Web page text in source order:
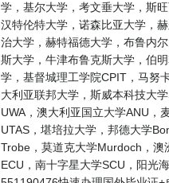
学，基尔大学，考文垂大学，斯
汉特伦特大学，诺森比亚大学，
治大学，赫特福德大学，布鲁内
斯大学，牛津布鲁克斯大学，伯
学，基督城理工学院CPIT，马努
大利亚联邦大学，斯威本科技大
UWA，澳大利亚国立大学ANU，
UTAS，堪培拉大学，邦德大学
Trobe，莫道克大学Murdoch，澳
ECU，南十字星大学SCU，阳光